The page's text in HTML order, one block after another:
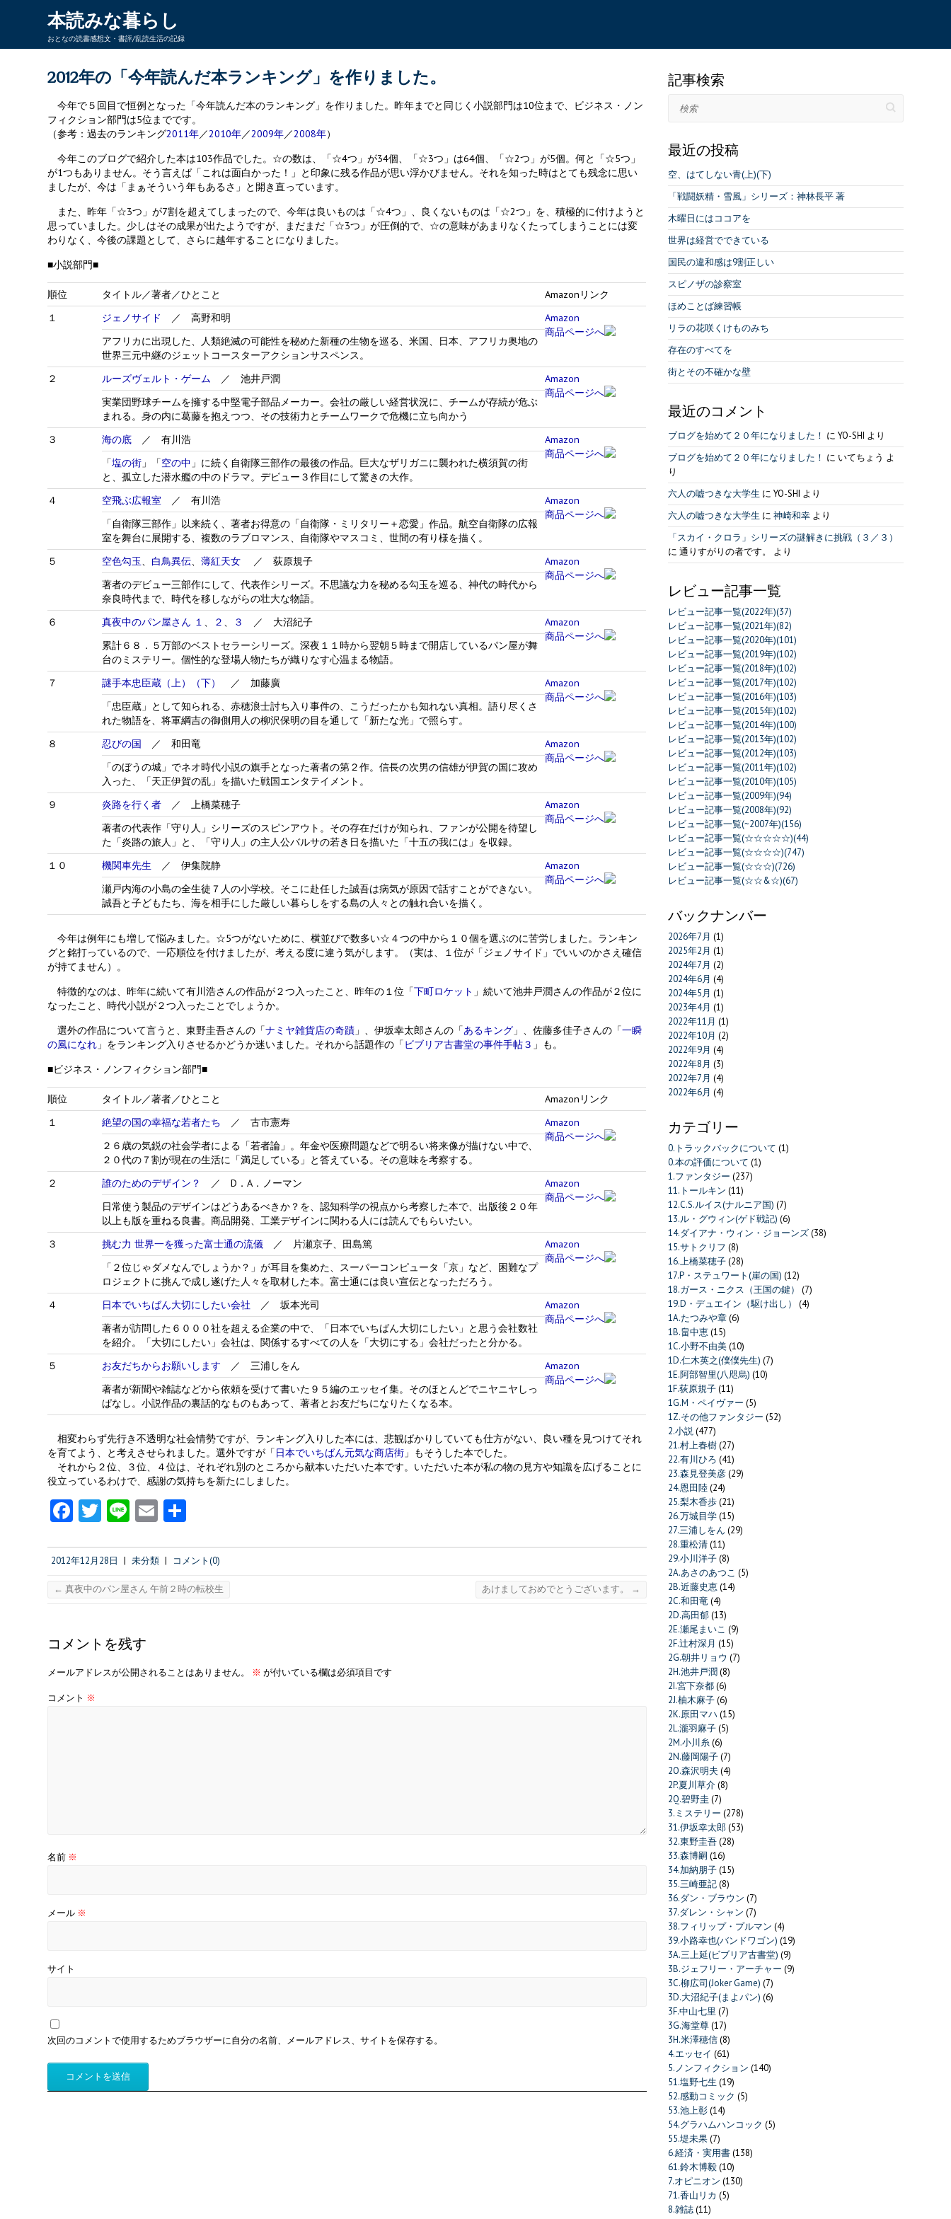
本読みな暮らし
おとなの読書感想文・書評/乱読生活の記録
2012年の「今年読んだ本ランキング」を作りました。
今年で５回目で恒例となった「今年読んだ本のランキング」を作りました。昨年までと同じく小説部門は10位まで、ビジネス・ノン
フィクション部門は5位までです。
（参考：過去のランキング2011年／2010年／2009年／2008年）
今年このブログで紹介した本は103作品でした。☆の数は、「☆4つ」が34個、「☆3つ」は64個、「☆2つ」が5個。何と「☆5つ」
が1つもありません。そう言えば「これは面白かった！」と印象に残る作品が思い浮かびません。それを知った時はとても残念に思い
ましたが、今は「まぁそういう年もあるさ」と開き直っています。
また、昨年「☆3つ」が7割を超えてしまったので、今年は良いものは「☆4つ」、良くないものは「☆2つ」を、積極的に付けようと
思っていました。少しはその成果が出たようですが、まだまだ「☆3つ」が圧倒的で、☆の意味があまりなくたってしまうことには変
わりなく、今後の課題として、さらに越年することになりました。
■小説部門■
順位 タイトル／著者／ひとこと
Amazonリンク
１
ジェノサイド ／ 高野和明
Amazon
商品ページへ
アフリカに出現した、人類絶滅の可能性を秘めた新種の生物を巡る、米国、日本、アフリカ奥地の
世界三元中継のジェットコースターアクションサスペンス。
２
ルーズヴェルト・ゲーム ／ 池井戸潤
Amazon
商品ページへ
実業団野球チームを擁する中堅電子部品メーカー。会社の厳しい経営状況に、チームが存続が危ぶ
まれる。身の内に葛藤を抱えつつ、その技術力とチームワークで危機に立ち向かう
３
海の底 ／ 有川浩
Amazon
商品ページへ
「塩の街 」「空の中 」に続く自衛隊三部作の最後の作品。巨大なザリガニに襲われた横須賀の街
と、孤立した潜水艦の中のドラマ。デビュー３作目にして驚きの大作。
４
空飛ぶ広報室 ／ 有川浩
Amazon
商品ページへ
「自衛隊三部作」以来続く、著者お得意の「自衛隊・ミリタリー＋恋愛」作品。航空自衛隊の広報
室を舞台に展開する、複数のラブロマンス、自衛隊やマスコミ、世間の有り様を描く。
５
空色勾玉、 白鳥異伝、薄紅天女 ／ 荻原規子
Amazon
商品ページへ
著者のデビュー三部作にして、代表作シリーズ。不思議な力を秘める勾玉を巡る、神代の時代から
奈良時代まで、時代を移しながらの壮大な物語。
６
真夜中のパン屋さん １ 、 ２ 、 ３ ／ 大沼紀子
Amazon
商品ページへ
累計６８．５万部のベストセラーシリーズ。深夜１１時から翌朝５時まで開店しているパン屋が舞
台のミステリー。個性的な登場人物たちが織りなす心温まる物語。
７
謎手本忠臣蔵（上）（下） ／ 加藤廣
Amazon
商品ページへ
「忠臣蔵」として知られる、赤穂浪士討ち入り事件の、こうだったかも知れない真相。語り尽くさ
れた物語を、将軍綱吉の御側用人の柳沢保明の目を通して「新たな光」で照らす。
８
忍びの国 ／ 和田竜
Amazon
商品ページへ
「のぼうの城」でネオ時代小説の旗手となった著者の第２作。信長の次男の信雄が伊賀の国に攻め
入った、「天正伊賀の乱」を描いた戦国エンタテイメント。
９
炎路を行く者 ／ 上橋菜穂子
Amazon
商品ページへ
著者の代表作「守り人」シリーズのスピンアウト。その存在だけが知られ、ファンが公開を待望し
た「炎路の旅人」と、「守り人」の主人公バルサの若き日を描いた「十五の我には」を収録。
１０
機関車先生 ／ 伊集院静
Amazon
商品ページへ
瀬戸内海の小島の全生徒７人の小学校。そこに赴任した誠吾は病気が原因で話すことができない。
誠吾と子どもたち、海を相手にした厳しい暮らしをする島の人々との触れ合いを描く。
今年は例年にも増して悩みました。☆5つがないために、横並びで数多い☆４つの中から１０個を選ぶのに苦労しました。ランキン
グと銘打っているので、一応順位を付けましたが、考える度に違う気がします。（実は、１位が「ジェノサイド」でいいのかさえ確信
が持てません）。
特徴的なのは、昨年に続いて有川浩さんの作品が２つ入ったこと、昨年の１位「下町ロケット 」続いて池井戸潤さんの作品が２位に
なったこと、時代小説が２つ入ったことでしょうか。
選外の作品について言うと、東野圭吾さんの「ナミヤ雑貨店の奇蹟 」、伊坂幸太郎さんの「あるキング 」、佐藤多佳子さんの「一瞬
の風になれ 」をランキング入りさせるかどうか迷いました。それから話題作の「ビブリア古書堂の事件手帖３ 」も。
■ビジネス・ノンフィクション部門■
順位 タイトル／著者／ひとこと
Amazonリンク
１
絶望の国の幸福な若者たち ／ 古市憲寿
Amazon
商品ページへ
２６歳の気鋭の社会学者による「若者論」。年金や医療問題などで明るい将来像が描けない中で、
２０代の７割が現在の生活に「満足している」と答えている。その意味を考察する。
２
誰のためのデザイン？ ／ D．A．ノーマン
Amazon
商品ページへ
日常使う製品のデザインはどうあるべきか？を、認知科学の視点から考察した本で、出版後２０年
以上も版を重ねる良書。商品開発、工業デザインに関わる人には読んでもらいたい。
３
挑む力 世界一を獲った富士通の流儀 ／ 片瀬京子、田島篤
Amazon
商品ページへ
「２位じゃダメなんでしょうか？」が耳目を集めた、スーパーコンピュータ「京」など、困難なプ
ロジェクトに挑んで成し遂げた人々を取材した本。富士通には良い宣伝となっただろう。
４
日本でいちばん大切にしたい会社 ／ 坂本光司
Amazon
商品ページへ
著者が訪問した６０００社を超える企業の中で、「日本でいちばん大切にしたい」と思う会社数社
を紹介。「大切にしたい」会社は、関係するすべての人を「大切にする」会社だったと分かる。
５
お友だちからお願いします ／ 三浦しをん
Amazon
商品ページへ
著者が新聞や雑誌などから依頼を受けて書いた９５編のエッセイ集。そのほとんどでニヤニヤしっ
ぱなし。小説作品の裏話的なものもあって、著者とお友だちになりたくなる本。
相変わらず先行き不透明な社会情勢ですが、ランキング入りした本には、悲観ばかりしていても仕方がない、良い種を見つけてそれ
を育てよう、と考えさせられました。選外ですが「日本でいちばん元気な商店街 」もそうした本でした。
それから２位、３位、４位は、それぞれ別のところから献本いただいた本です。いただいた本が私の物の見方や知識を広げることに
役立っているわけで、感謝の気持ちを新たにしました。
Fa
b
o
o
T
itt
er
Li
e
E
ai
l
2012年12月28日 未分類 コメント(0)
← 真夜中のパン屋さん 午前２時の転校生 あけましておめでとうございます。 →
コメントを残す
メールアドレスが公開されることはありません。 ※ が付いている欄は必須項目です
コメント ※
名前 ※
メール ※
サイト
次回のコメントで使用するためブラウザーに自分の名前、メールアドレス、サイトを保存する。
記事検索
最近の投稿
空、はてしない青(上)(下)
「戦闘妖精・雪風」シリーズ：神林長平 著
木曜日にはココアを
世界は経営でできている
国民の違和感は9割正しい
スピノザの診察室
ほめことば練習帳
リラの花咲くけものみち
存在のすべてを
街とその不確かな壁
最近のコメント
ブログを始めて２０年になりました！ にYO-SHI より
ブログを始めて２０年になりました！ に いてちょう よ
り
六人の嘘つきな大学生 にYO-SHI より
六人の嘘つきな大学生 に神崎和幸 より
「スカイ・クロラ」シリーズの謎解きに挑戦（３／３）
に通りすがりの者です。 より
レビュー記事一覧
レビュー記事一覧(2022年)(37)
レビュー記事一覧(2021年)(82)
レビュー記事一覧(2020年)(101)
レビュー記事一覧(2019年)(102)
レビュー記事一覧(2018年)(102)
レビュー記事一覧(2017年)(102)
レビュー記事一覧(2016年)(103)
レビュー記事一覧(2015年)(102)
レビュー記事一覧(2014年)(100)
レビュー記事一覧(2013年)(102)
レビュー記事一覧(2012年)(103)
レビュー記事一覧(2011年)(102)
レビュー記事一覧(2010年)(105)
レビュー記事一覧(2009年)(94)
レビュー記事一覧(2008年)(92)
レビュー記事一覧(~2007年)(156)
レビュー記事一覧(☆☆☆☆☆)(44)
レビュー記事一覧(☆☆☆☆)(747)
レビュー記事一覧(☆☆☆)(726)
レビュー記事一覧(☆☆&☆)(67)
バックナンバー
2026年7月 (1)
2025年2月 (1)
2024年7月 (2)
2024年6月 (4)
2024年5月 (1)
2023年4月 (1)
2022年11月 (1)
2022年10月 (2)
2022年9月 (4)
2022年8月 (3)
2022年7月 (4)
2022年6月 (4)
カテゴリー
0.トラックバックについて (1)
0.本の評価について (1)
1.ファンタジー (237)
11.トールキン (11)
12.C.S.ルイス(ナルニア国) (7)
13.ル・グウィン(ゲド戦記) (6)
14.ダイアナ・ウィン・ジョーンズ(38)
15.サトクリフ (8)
16.上橋菜穂子(28)
17.P・ステュワート(崖の国) (12)
18.ガース・ニクス（王国の鍵）
(7)
19.D・デュエイン（駆け出し）
(4)
1A.たつみや章(6)
1B.畠中恵(15)
1C.小野不由美(10)
1D.仁木英之(僕僕先生) (7)
1E.阿部智里(八咫烏) (10)
1F.荻原規子(11)
1G.M・ペイヴァー (5)
1Z.その他ファンタジー (52)
2.小説(477)
21.村上春樹(27)
22.有川ひろ (41)
23.森見登美彦(29)
24.恩田陸(24)
25.梨木香歩(21)
26.万城目学(15)
27.三浦しをん (29)
28.重松清(11)
29.小川洋子(8)
2A.あさのあつこ (5)
2B.近藤史恵(14)
2C.和田竜(4)
2D.高田郁(13)
2E.瀬尾まいこ (9)
2F.辻村深月 (15)
2G.朝井リョウ (7)
2H.池井戸潤(8)
2I.宮下奈都(6)
2J.柚木麻子(6)
2K.原田マハ (15)
2L.瀧羽麻子(5)
2M.小川糸(6)
2N.藤岡陽子(7)
2O.森沢明夫 (4)
2P.夏川草介(8)
2Q.碧野圭(7)
3.ミステリー (278)
31.伊坂幸太郎(53)
32.東野圭吾(28)
33.森博嗣 (16)
34.加納朋子(15)
35.三崎亜記(8)
36.ダン・ブラウン (7)
37.ダレン・シャン (7)
38.フィリップ・プルマン (4)
39.小路幸也(バンドワゴン) (19)
3A.三上延(ビブリア古書堂) (9)
3B.ジェフリー・アーチャー (9)
3C.柳広司(Joker Game) (7)
3D.大沼紀子(まよパン) (6)
3F.中山七里 (7)
3G.海堂尊(17)
3H.米澤穂信(8)
4.エッセイ (61)
5.ノンフィクション (140)
51.塩野七生 (19)
52.感動コミック (5)
53.池上彰(14)
54.グラハムハンコック (5)
55.堤未果(7)
6.経済・実用書(138)
61.鈴木博毅(10)
7.オピニオン (130)
71.香山リカ (5)
8.雑誌(11)